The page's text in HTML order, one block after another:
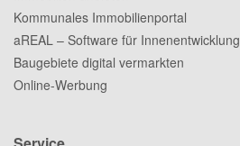
Kommunales Immobilienportal
aREAL – Software für Innenentwicklung
Baugebiete digital vermarkten
Online-Werbung